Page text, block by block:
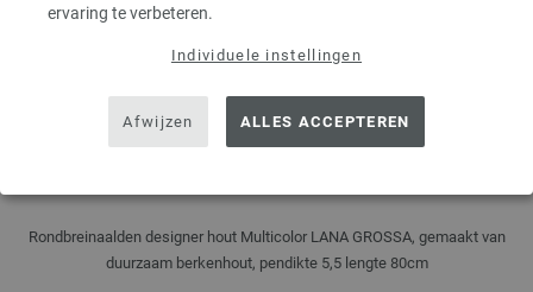
ervaring te verbeteren.
Individuele instellingen
Afwijzen ALLES ACCEPTEREN
Rondbreinaalden Designer Hout Multicolor dikte
Rondbreinaalden designer hout Multicolor LANA GROSSA, gemaakt van
duurzaam berkenhout, pendikte 5,5 lengte 80cm